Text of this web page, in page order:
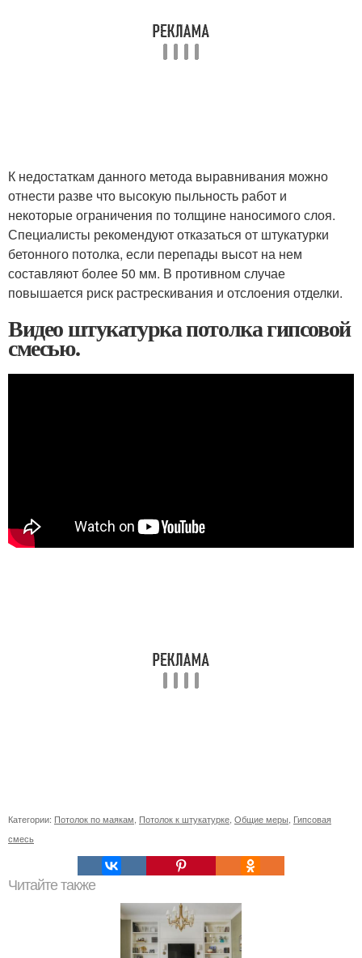
К недостаткам данного метода выравнивания можно
отнести разве что высокую пыльность работ и
некоторые ограничения по толщине наносимого слоя.
Специалисты рекомендуют отказаться от штукатурки
бетонного потолка, если перепады высот на нем
составляют более 50 мм. В противном случае
повышается риск растрескивания и отслоения отделки.
Видео штукатурка потолка гипсовой
смесью.
Категории: Потолок по маякам, Потолок к штукатурке, Общие меры, Гипсовая
смесь
Читайте также